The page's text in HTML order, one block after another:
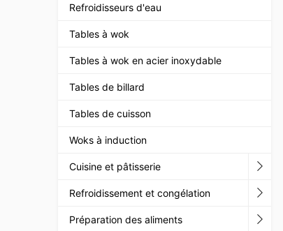
Refroidisseurs d'eau
Tables à wok
Tables à wok en acier inoxydable
Tables de billard
Tables de cuisson
Woks à induction
Cuisine et pâtisserie
Refroidissement et congélation
Préparation des aliments